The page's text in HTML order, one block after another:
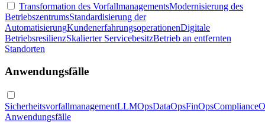
Transformation des VorfallmanagementsModernisierung des
BetriebszentrumsStandardisierung der
AutomatisierungKundenerfahrungsoperationenDigitale
BetriebsresilienzSkalierter ServicebesitzBetrieb an entfernten
Standorten
Anwendungsfälle
SicherheitsvorfallmanagementLLMOpsDataOpsFinOps
Anwendungsfälle